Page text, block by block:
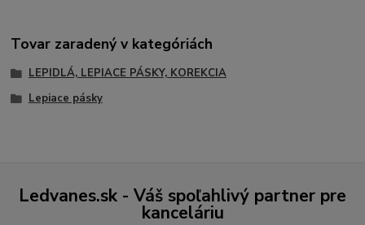
Tovar zaradený v kategóriách
LEPIDLÁ, LEPIACE PÁSKY, KOREKCIA
Lepiace pásky
Ledvanes.sk - Váš spoľahlivý partner pre
kanceláriu